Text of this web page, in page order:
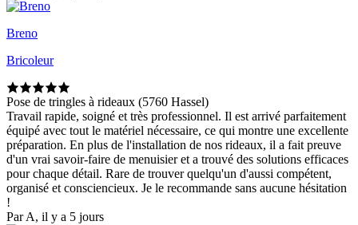
Breno
Bricoleur
Pose de tringles à rideaux (5760 Hassel)
Travail rapide, soigné et très professionnel. Il est arrivé parfaitement
équipé avec tout le matériel nécessaire, ce qui montre une excellente
préparation. En plus de l'installation de nos rideaux, il a fait preuve
d'un vrai savoir-faire de menuisier et a trouvé des solutions efficaces
pour chaque détail. Rare de trouver quelqu'un d'aussi compétent,
organisé et consciencieux. Je le recommande sans aucune hésitation
!
Par A, il y a 5 jours